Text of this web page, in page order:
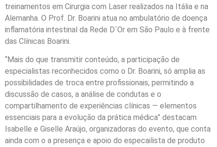
treinamentos em Cirurgia com Laser realizados na Itália e na
Alemanha. O Prof. Dr. Boarini atua no ambulatório de doença
inflamatória intestinal da Rede D´Or em São Paulo e à frente
das Clínicas Boarini.
“Mais do que transmitir conteúdo, a participação de
especialistas reconhecidos como o Dr. Boarini, só amplia as
possibilidades de troca entre profissionais, permitindo a
discussão de casos, a análise de condutas e o
compartilhamento de experiências clínicas — elementos
essenciais para a evolução da prática médica” destacam
Isabelle e Giselle Araújo, organizadoras do evento, que conta
ainda com o a presença e apoio do especailista de produto